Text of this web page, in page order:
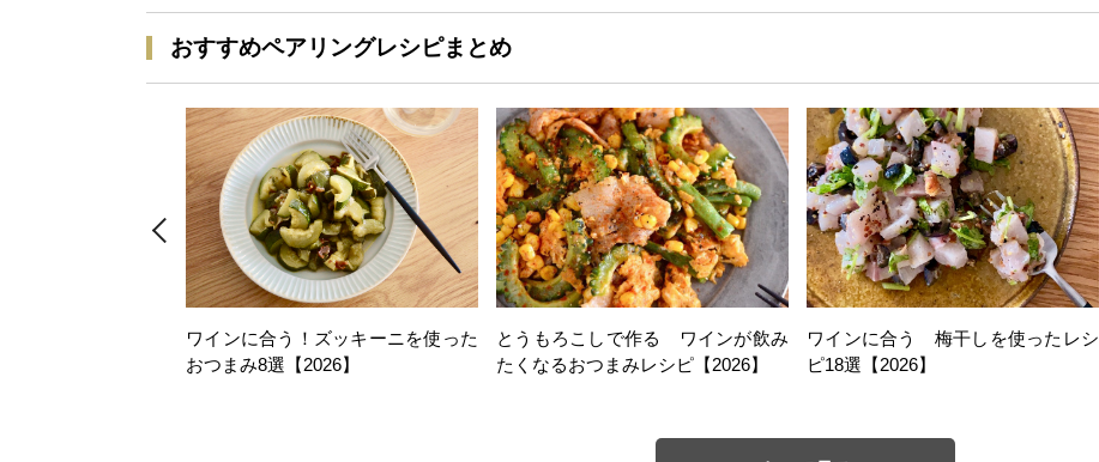
おすすめペアリングレシピまとめ
ワインに合う！ズッキーニを使った
おつまみ8選【2026】
とうもろこしで作る ワインが飲み
たくなるおつまみレシピ【2026】
ワインに合う 梅干しを使ったレシ
ピ18選【2026】